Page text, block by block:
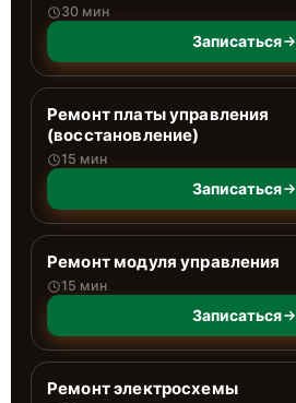
30 мин
Записаться
Ремонт платы управления
(восстановление)
15 мин
Записаться
Ремонт модуля управления
15 мин
Записаться
Ремонт электросхемы